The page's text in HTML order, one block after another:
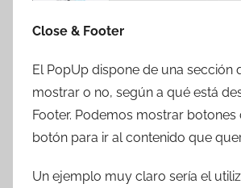
Close & Footer
El PopUp dispone de una sección
mostrar o no, según a qué está
Footer. Podemos mostrar
botón para ir al contenido que
Un ejemplo muy claro sería el